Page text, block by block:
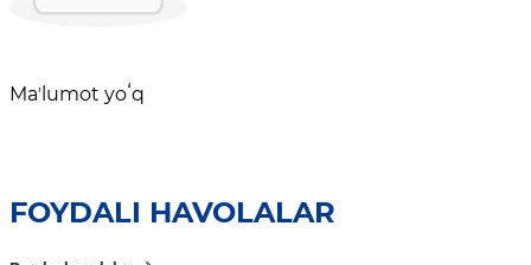
Maʼlumot yoʻq
FOYDALI HAVOLALAR